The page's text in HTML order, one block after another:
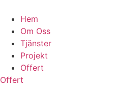
Hem
Om Oss
Tjänster
Projekt
Offert
Offert